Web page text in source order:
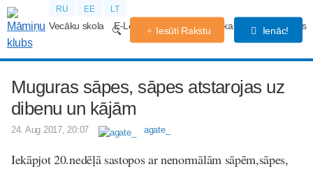
RU EE LT
Vecāku skola E-Lekcijas Grūtniecības kalendārs Forums
Iesūti Rakstu Ienāc!
Muguras sāpes, sāpes atstarojas uz
dibenu un kājām
24. Aug 2017, 20:07 agate_
Iekāpjot 20.nedēļā sastopos ar nenormālām sāpēm,sāpes,